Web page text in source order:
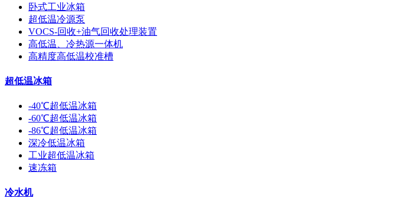
卧式工业冰箱
超低温冷源泵
VOCS-回收+油气回收处理装置
高低温、冷热源一体机
高精度高低温校准槽
超低温冰箱
-40℃超低温冰箱
-60℃超低温冰箱
-86℃超低温冰箱
深冷低温冰箱
工业超低温冰箱
速冻箱
冷水机